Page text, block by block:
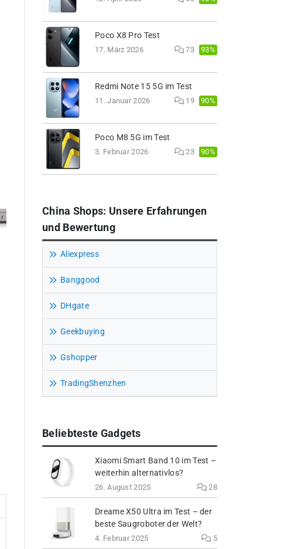
Poco X8 Pro Test
17. März 2026 73 93%
Redmi Note 15 5G im Test
11. Januar 2026 19 90%
Poco M8 5G im Test
3. Februar 2026 23 90%
China Shops: Unsere Erfahrungen
und Bewertung
Aliexpress
Banggood
DHgate
Geekbuying
Gshopper
TradingShenzhen
Beliebteste Gadgets
Xiaomi Smart Band 10 im Test –
weiterhin alternativlos?
26. August 2025 28
Dreame X50 Ultra im Test – der
beste Saugroboter der Welt?
4. Februar 2025 5